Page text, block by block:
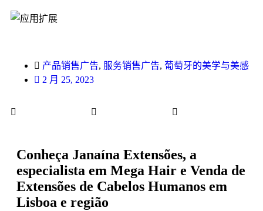
产品销售广告, 服务销售广告, 葡萄牙的美学与美感
2 月 25, 2023
Conheça Janaína Extensões, a
especialista em Mega Hair e Venda de
Extensões de Cabelos Humanos em
Lisboa e região